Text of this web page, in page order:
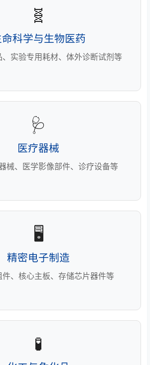
🧬
命科学与生物医药
、实验专用耗材、体外诊断试剂等
🩺
医疗器械
械、医学影像部件、诊疗设备等
🖥️
精密电子制造
件、核心主板、存储芯片器件等
🧪